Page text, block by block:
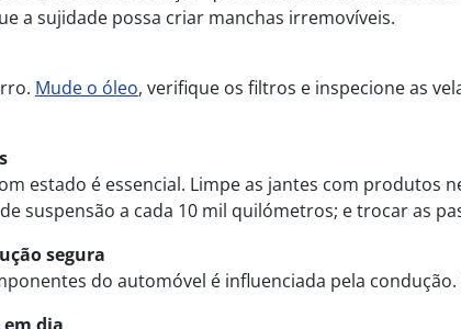
a sujidade possa criar manchas irremovíveis.
Mude o óleo, verifique os filtros e inspecione as
estado é essencial. Limpe as jantes com produtos
suspensão a cada 10 mil quilómetros; e trocar as
segura
do automóvel é influenciada pela